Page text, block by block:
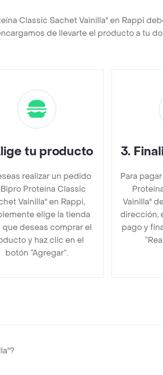
Classic Sachet Vainilla" en Rappi
de llevarte el producto a tu
tu producto
realizar un pedido
Proteína Classic
Vainilla" en Rappi,
elige la tienda
que deseas comprar el
y haz clic en el
botón “Agregar”.
3.
Para
Vainilla"
dirección,
pago y